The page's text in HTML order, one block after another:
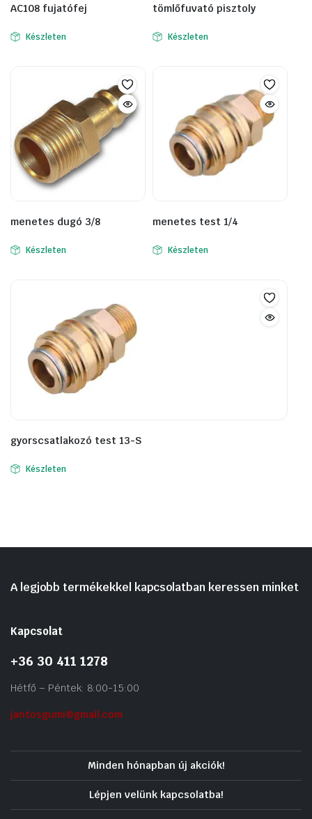
AC108 fujatófej
Készleten
tömlőfuvató pisztoly
Készleten
menetes dugó 3/8
Készleten
menetes test 1/4
Készleten
gyorscsatlakozó test 13-S
Készleten
A legjobb termékekkel kapcsolatban keressen minket
Kapcsolat
+36 30 411 1278
Hétfő – Péntek: 8:00-15:00
jantosgumi@gmail.com
Minden hónapban új akciók!
Lépjen velünk kapcsolatba!